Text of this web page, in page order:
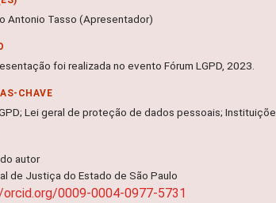
Antonio Tasso (Apresentador)
foi realizada no evento Fórum LGPD, 2023.
CHAVE
Lei geral de proteção de dados pessoais;
autor
de Justiça do Estado de São Paulo
0009-0004-0977-5731